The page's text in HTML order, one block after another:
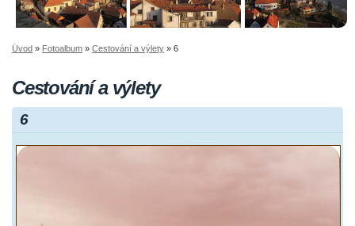
Úvod » Fotoalbum » Cestování a výlety » 6
Cestování a výlety
6